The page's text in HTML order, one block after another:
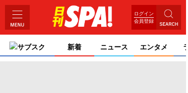
ログイン
会員登録
サブスク 新着 ニュース エンタメ